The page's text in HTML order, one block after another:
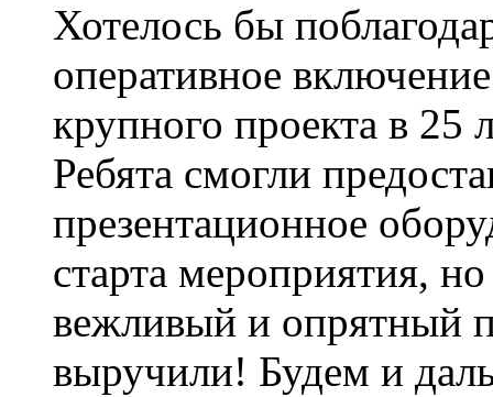
Хотелось бы
оперативное
крупного проекта в 25
Ребята смогли
презентационное
старта мероприятия,
вежливый и опрятный
выручили! Будем и